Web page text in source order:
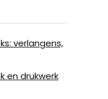
verlangens,
en drukwerk